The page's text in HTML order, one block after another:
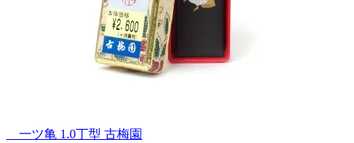
一ツ亀 1.0丁型 古梅園